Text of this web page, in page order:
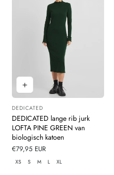
Leverancier:
DEDICATED
DEDICATED lange rib jurk
LOFTA PINE GREEN van
biologisch katoen
Normale
prijs
€79,95 EUR
XS S M L XL